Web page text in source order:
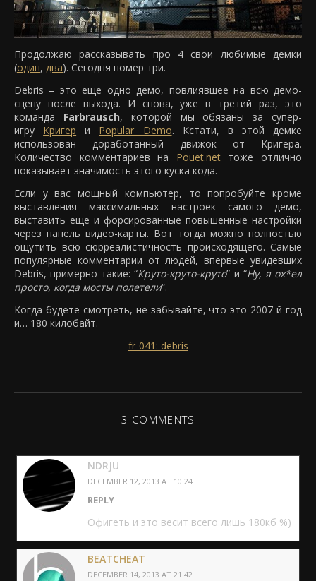
Продолжаю рассказывать про 4 свои любимые демки
(один, два). Сегодня номер три.
Debris – это еще одно демо, повлиявшее на всю демо-
сцену после выхода. И снова, уже в третий раз, это
команда Farbrausch, которой мы обязаны за супер-
игру Кригер и Popular Demo. Кстати, в этой демке
использован доработанный движок от Кригера.
Количество комментариев на Pouet.netтоже отлично
показывает значимость этого куска кода.
Если у вас мощный компьютер, то попробуйте кроме
выставления максимальных настроек самого демо,
выставить еще и форсированные повышенные настройки
через панель видео-карты. Вот тогда можно полностью
ощутить всю сюрреалистичность происходящего. Самые
популярные комментарии от людей, впервые увидевших
Debris, примерно такие: “Круто-круто-круто” и “Ну, я ох*ел
просто, когда мосты полетели“.
Когда будете смотреть, не забывайте, что это 2007-й год
и… 180 килобайт.
fr-041: debris
3 COMMENTS
NDRJU
DECEMBER 12, 2013 AT 10:24
REPLY
Офигеть и это весит всего лишь 180кб %)
BEATCHEAT
DECEMBER 14, 2013 AT 21:42